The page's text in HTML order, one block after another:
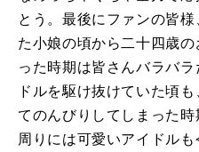
とう。最後にファンの皆
た小娘の頃から二十四歳
った時期は皆さんバラバ
ドルを駆け抜けていた頃
てのんびりしてしまった
周りには可愛いアイドル